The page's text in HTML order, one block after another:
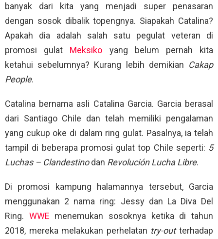
banyak dari kita yang menjadi super penasaran
dengan sosok dibalik topengnya. Siapakah Catalina?
Apakah dia adalah salah satu pegulat veteran di
promosi gulat Meksiko yang belum pernah kita
ketahui sebelumnya? Kurang lebih demikian Cakap
People.
Catalina bernama asli Catalina Garcia. Garcia berasal
dari Santiago Chile dan telah memiliki pengalaman
yang cukup oke di dalam ring gulat. Pasalnya, ia telah
tampil di beberapa promosi gulat top Chile seperti: 5
Luchas – Clandestinodan Revolución Lucha Libre.
Di promosi kampung halamannya tersebut, Garcia
menggunakan 2 nama ring: Jessy dan La Diva Del
Ring. WWE menemukan sosoknya ketika di tahun
2018, mereka melakukan perhelatan try-outterhadap